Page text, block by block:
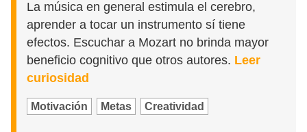
La música en general estimula el cerebro,
aprender a tocar un instrumento sí tiene
efectos. Escuchar a Mozart no brinda mayor
beneficio cognitivo que otros autores. Leer
curiosidad
Motivación Metas Creatividad